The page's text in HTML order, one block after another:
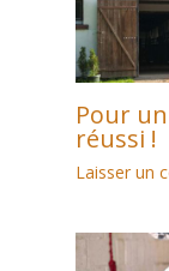
Pour
réussi !
Laisser un